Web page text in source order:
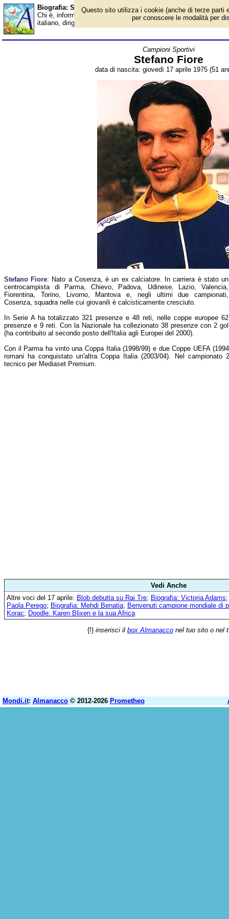
Biografia: Stefano Fiore - età - Almanacco
Chi è, informazioni, foto, qual è la data di nascita, età, dove è
italiano, dirigente sportivo, opinionista televisivo. Breve
Campioni Sportivi
Stefano Fiore
data di nascita: giovedì 17 aprile 1975 (51
Stefano Fiore: Nato a Cosenza, è un ex calciatore. In carriera è stato un
centrocampista di Parma, Chievo, Padova, Udinese, Lazio, Valencia,
Fiorentina, Torino, Livorno, Mantova e, negli ultimi due campionati,
Cosenza, squadra nelle cui giovanili è calcisticamente cresciuto.
In Serie A ha totalizzato 321 presenze e 48 reti, nelle coppe europee 62
presenze e 9 reti. Con la Nazionale ha collezionato 38 presenze con 2 gol
(ha contribuito al secondo posto dell'Italia agli Europei del 2000).
Con il Parma ha vinto una Coppa Italia (1998/99) e due Coppe UEFA
romani ha conquistato un'altra Coppa Italia (2003/04). Nel campionato
tecnico per Mediaset Premium.
Vedi Anche
Altre voci del 17 aprile: Blob debutta su Rai Tre; Biografia: Victoria Adams
Paola Perego; Biografia: Mehdi Benatia; Benvenuti campione mondiale di
Korac; Doodle: Karen Blixen e la sua Africa
{!} inserisci il box Almanacco nel tuo sito o nel
Mondi.it: Almanacco © 2012-2026 Prometheo
Questo sito utilizza i cookie (anche di terze parti
per conoscere le modalità per